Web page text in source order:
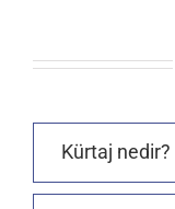
Kürtaj nedir?